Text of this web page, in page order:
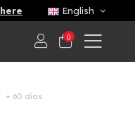
here English
0
+ 60 días